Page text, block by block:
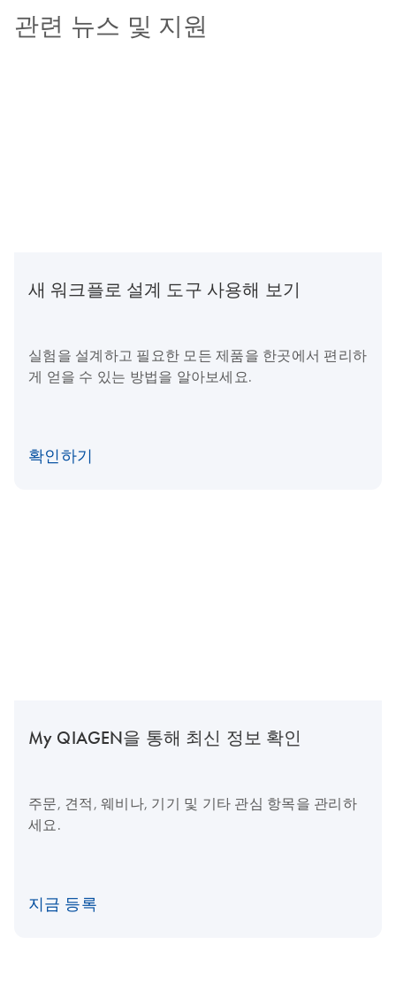
관련 뉴스 및 지원
새 워크플로 설계 도구 사용해 보기
실험을 설계하고 필요한 모든 제품을 한곳에서 편리하
게 얻을 수 있는 방법을 알아보세요.
확인하기
My QIAGEN을 통해 최신 정보 확인
주문, 견적, 웨비나, 기기 및 기타 관심 항목을 관리하
세요.
지금 등록